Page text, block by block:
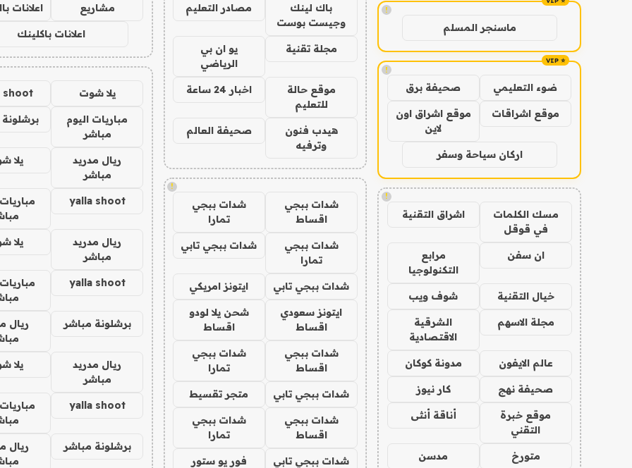
!
ماسنجر المسلم
!
ضوء التعليمي صحيفة برق
موقع اشراقات
موقع اشراق اون
لاين
اركان سياحة وسفر
!
مسك الكلمات
في قوقل
اشراق التقنية
ان سفن
مرابع
التكنولوجيا
خيال التقنية شوف ويب
مجلة الاسهم
الشرقية
الاقتصادية
عالم الايفون مدونة كوكان
صحيفة نهج كار نيوز
موقع خبرة
التقني
أناقة أنثى
متورخ مدسن
باك لينك
وجيست بوست
مصادر التعليم
مجلة تقنية
يو ان بي
الرياضي
موقع حالة
للتعليم
اخبار 24 ساعة
هيدب فنون
وترفيه
صحيفة العالم
!
شدات ببجي
اقساط
شدات ببجي
تمارا
شدات ببجي
تمارا
شدات ببجي تابي
شدات ببجي تابي ايتونز امريكي
ايتونز سعودي
اقساط
شحن يلا لودو
اقساط
شدات ببجي
اقساط
شدات ببجي
تمارا
شدات ببجي تابي متجر تقسيط
شدات ببجي
اقساط
شدات ببجي
تمارا
شدات ببجي تابي فور يو ستور
مشاريع اعلانات
اعلانات باكلينك
يلا شوت shoot
مباريات اليوم
مباشر
ريال مدريد
مباشر
يلا
yalla shoot
ريال مدريد
مباشر
يلا
yalla shoot
برشلونة مباشر
ريال
ريال مدريد
مباشر
يلا
yalla shoot
برشلونة مباشر
ريال